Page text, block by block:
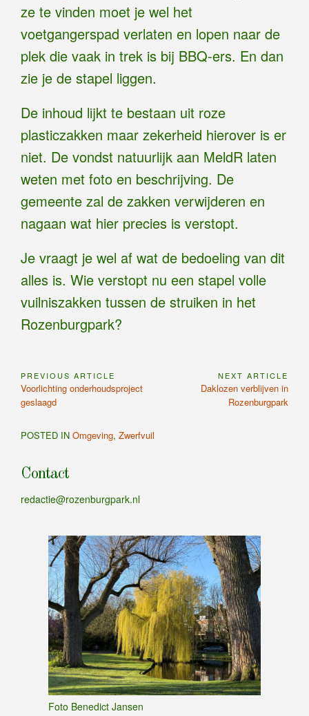
ze te vinden moet je wel het
voetgangerspad verlaten en lopen naar de
plek die vaak in trek is bij BBQ-ers. En dan
zie je de stapel liggen.
De inhoud lijkt te bestaan uit roze
plasticzakken maar zekerheid hierover is er
niet. De vondst natuurlijk aan MeldR laten
weten met foto en beschrijving. De
gemeente zal de zakken verwijderen en
nagaan wat hier precies is verstopt.
Je vraagt je wel af wat de bedoeling van dit
alles is. Wie verstopt nu een stapel volle
vuilniszakken tussen de struiken in het
Rozenburgpark?
Bericht
navigatie
PREVIOUS ARTICLE
Previous
Article:
Voorlichting onderhoudsproject
geslaagd
NEXT ARTICLE
Next
Daklozen verblijven in
Rozenburgpark
POSTED IN Omgeving, Zwerfvuil
Contact
redactie@rozenburgpark.nl
Foto Benedict Jansen